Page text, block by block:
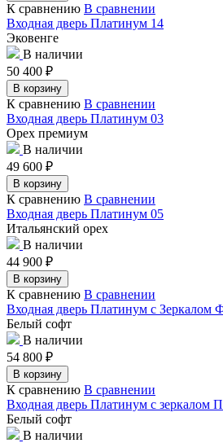
К сравнению В сравнении
Входная дверь Платинум 14
Эковенге
В наличии
50 400 ₽
В корзину
К сравнению В сравнении
Входная дверь Платинум 03
Орех премиум
В наличии
49 600 ₽
В корзину
К сравнению В сравнении
Входная дверь Платинум 05
Итальянский орех
В наличии
44 900 ₽
В корзину
К сравнению В сравнении
Входная дверь Платинум с Зеркалом
Белый софт
В наличии
54 800 ₽
В корзину
К сравнению В сравнении
Входная дверь Платинум с зеркалом
Белый софт
В наличии